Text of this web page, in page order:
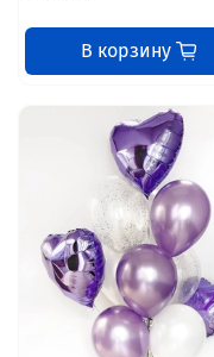
В корзину